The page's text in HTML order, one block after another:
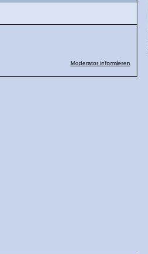
Moderator informieren